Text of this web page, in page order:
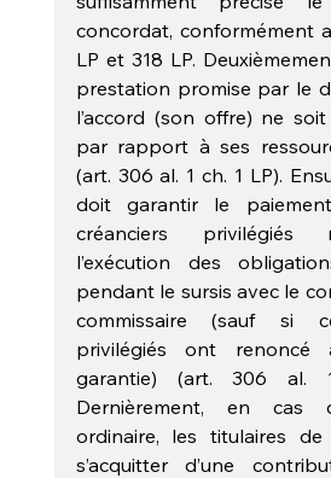
concordat, conformément
LP et 318 LP.
prestation promise par le
l’accord (son offre) ne
par rapport à ses
(art. 306 al. 1 ch. 1 LP).
doit garantir le
créanciers privilégiés
l’exécution des
pendant le sursis avec le
commissaire (sauf si
privilégiés ont renoncé
garantie) (art. 306 al.
Dernièrement, en cas
ordinaire, les titulaires
s’acquitter d’une